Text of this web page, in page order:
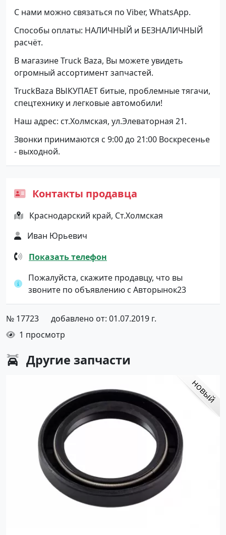
С нами можно связаться по Viber, WhatsApp.
Способы оплаты: НАЛИЧНЫЙ и БЕЗНАЛИЧНЫЙ
расчёт.
В магазине Truck Baza, Вы можете увидеть
огромный ассортимент запчастей.
TruckBaza ВЫКУПАЕТ битые, проблемные тягачи,
спецтехнику и легковые автомобили!
Наш адрес: ст.Холмская, ул.Элеваторная 21.
Звонки принимаются с 9:00 до 21:00 Воскресенье
- выходной.
Контакты продавца
Краснодарский край, Ст.Холмская
Иван Юрьевич
Показать телефон
Пожалуйста, скажите продавцу, что вы
звоните по объявлению с Авторынок23
№ 17723
добавлено от: 01.07.2019 г.
1 просмотр
Другие запчасти